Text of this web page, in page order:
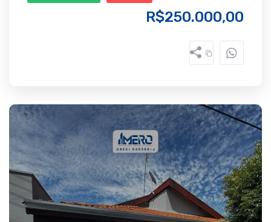
R$250.000,00